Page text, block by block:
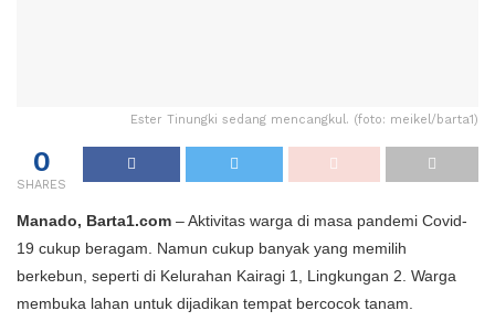
Ester Tinungki sedang mencangkul. (foto: meikel/barta1)
0
SHARES
Manado, Barta1.com – Aktivitas warga di masa pandemi Covid-
19 cukup beragam. Namun cukup banyak yang memilih
berkebun, seperti di Kelurahan Kairagi 1, Lingkungan 2. Warga
membuka lahan untuk dijadikan tempat bercocok tanam.